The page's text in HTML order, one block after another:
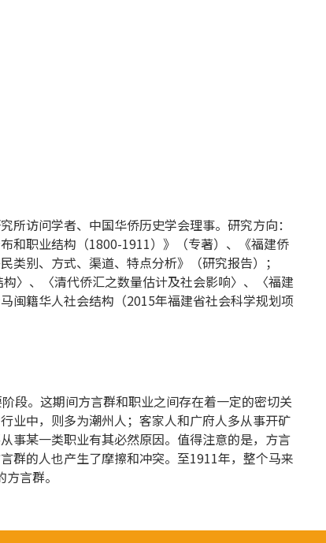
访问学者、中国华侨历史学会理事。研究方向：
和职业结构（1800-1911）》（专著）、《福建侨
别、方式、渠道、特点分析》（研究报告）；
〉、〈清代侨汇之数量估计及社会影响〉、〈福建
闽籍华人社会结构（2015年福建省社会科学规划项
段。这期间方言群和职业之间存在着一定的密切关
业中，则多为潮州人；客家人和广府人多从事开矿
事某一类职业有其必然原因。值得注意的是，方言
群的人也产生了摩擦和冲突。至1911年，整个马来
言群。